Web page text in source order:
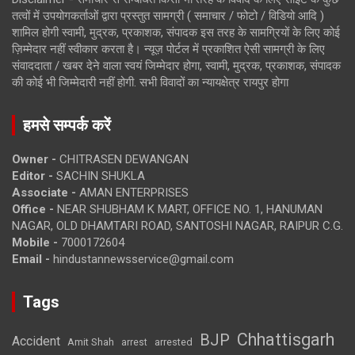
तत्वों में उपयोगकर्ताओं द्वारा प्रस्तुत सामग्री ( समाचार / फोटो / विडियो आदि )
शामिल होगी स्वामी, मुद्रक, प्रकाशक, संपादक इस तरह के सामग्रियों के लिए कोई
ज़िम्मेदार नहीं स्वीकार करता है। न्यूज़ पोर्टल में प्रकाशित ऐसी सामग्री के लिए
संवाददाता / खबर देने वाला स्वयं जिम्मेदार होगा, स्वामी, मुद्रक, प्रकाशक, संपादक
की कोई भी जिम्मेदारी नहीं होगी. सभी विवादों का न्यायक्षेत्र रायपुर होगा
हमसे सम्पर्क करें
Owner - CHITRASEN DEWANGAN
Editor - SACHIN SHUKLA
Associate - AMAN ENTERPRISES
Office - NEAR SHUBHAM K MART, OFFICE NO. 1, HANUMAN
NAGAR, OLD DHAMTARI ROAD, SANTOSHI NAGAR, RAIPUR C.G.
Mobile - 7000172604
Email - hindustannewsservice@gmail.com
Tags
Accident Amit Shah arrest arrested BJP Chhattisgarh